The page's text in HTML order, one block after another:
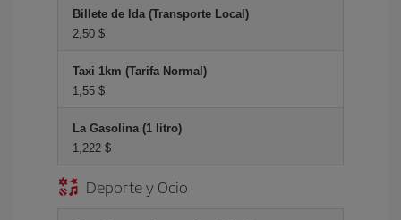
Billete de Ida (Transporte Local)
2,50 $
Taxi 1km (Tarifa Normal)
1,55 $
La Gasolina (1 litro)
1,222 $
Deporte y Ocio